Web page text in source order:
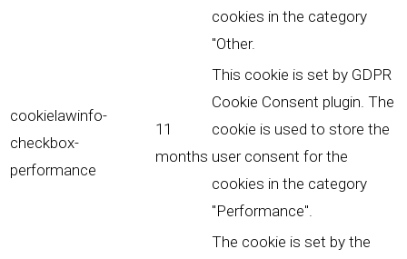
cookies in the category
"Other.
cookielawinfo-
checkbox-
performance
11
months
This cookie is set by GDPR
Cookie Consent plugin. The
cookie is used to store the
user consent for the
cookies in the category
"Performance".
The cookie is set by the